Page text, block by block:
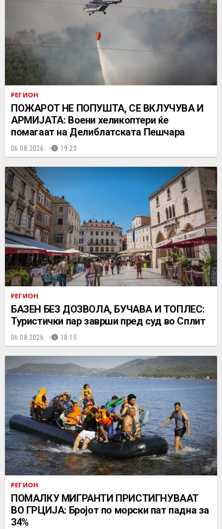
РЕГИОН
ПОЖАРОТ НЕ ПОПУШТА, СЕ ВКЛУЧУВА И
АРМИЈАТА: Воени хеликоптери ќе
помагаат на Делиблатската Пешчара
06.08.2026. 19:20
РЕГИОН
БАЗЕН БЕЗ ДОЗВОЛА, БУЧАВА И ТОПЛЕС:
Туристички пар заврши пред суд во Сплит
06.08.2026. 18:15
РЕГИОН
ПОМАЛКУ МИГРАНТИ ПРИСТИГНУВААТ
ВО ГРЦИЈА: Бројот по морски пат падна за
34%